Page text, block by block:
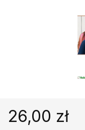
Książki
Poradniki,
26,00 zł